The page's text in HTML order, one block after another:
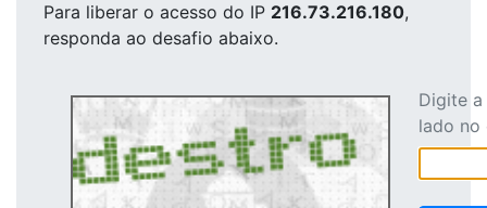
Para liberar o acesso do IP 216.73.216.180,
responda ao desafio abaixo.
Digite
lado no